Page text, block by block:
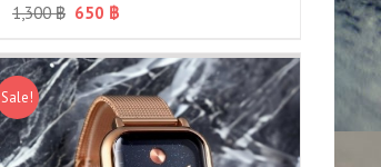
1,300฿ 650 ฿
Sale!